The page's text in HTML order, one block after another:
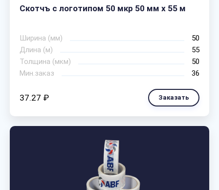
Скотчъ с логотипом 50 мкр 50 мм х 55 м
Ширина (мм)
50
Длина (м)
55
Толщина (мкм)
50
Мин.заказ
36
37.27 ₽ Заказать